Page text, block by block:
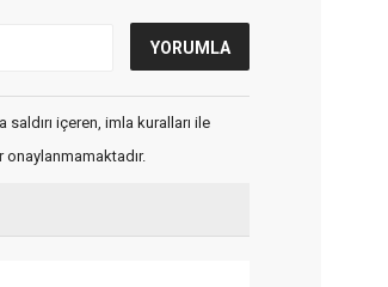
içeren, imla kuralları ile
onaylanmamaktadır.